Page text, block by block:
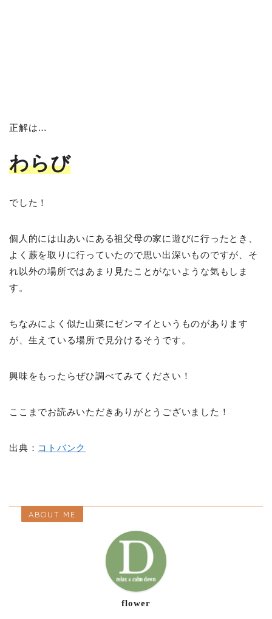
正解は…
わらび
でした！
個人的には山あいにある祖父母の家に遊びに行ったとき、
よく蕨を取りに行っていたので思い出深いものですが、そ
れ以外の場所ではあまり見たことがないような気もしま
す。
ちなみによく似た山菜にゼンマイというものがあります
が、生えている場所で見分けるそうです。
興味をもったらぜひ調べてみてください！
ここまでお読みいただきありがとうございました！
出典： コトバンク
ABOUT ME
flower